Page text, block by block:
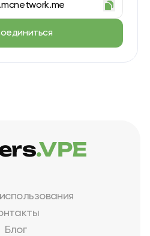
Блог
.VPE